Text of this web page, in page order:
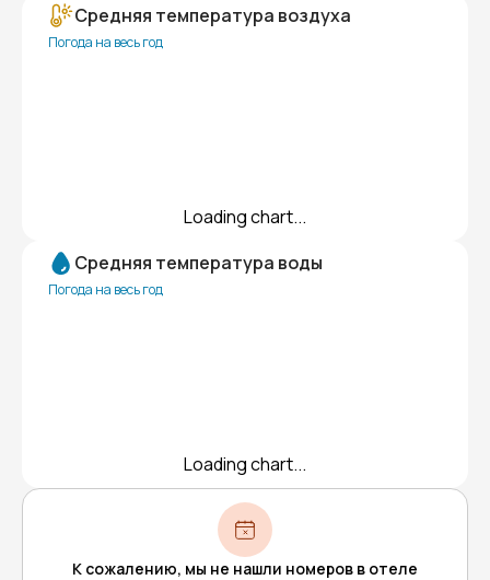
Средняя температура воздуха
Погода на весь год
Loading chart...
Средняя температура воды
Погода на весь год
Loading chart...
К сожалению, мы не нашли номеров в отеле